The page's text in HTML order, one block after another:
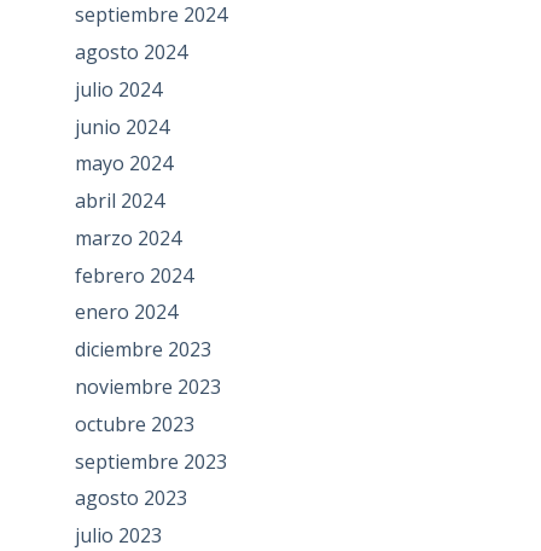
septiembre 2024
agosto 2024
julio 2024
junio 2024
mayo 2024
abril 2024
marzo 2024
febrero 2024
enero 2024
diciembre 2023
noviembre 2023
octubre 2023
septiembre 2023
agosto 2023
julio 2023